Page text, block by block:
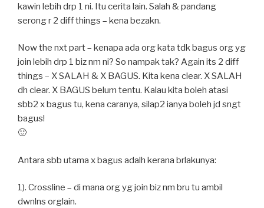
kawin lebih drp 1 ni. Itu cerita lain. Salah & pandang
serong r 2 diff things – kena bezakn.
Now the nxt part – kenapa ada org kata tdk bagus org yg
join lebih drp 1 biz nm ni? So nampak tak? Again its 2 diff
things – X SALAH & X BAGUS. Kita kena clear. X SALAH
dh clear. X BAGUS belum tentu. Kalau kita boleh atasi
sbb2 x bagus tu, kena caranya, silap2 ianya boleh jd sngt
bagus!
🙂
Antara sbb utama x bagus adalh kerana brlakunya:
1). Crossline – di mana org yg join biz nm bru tu ambil
dwnlns orglain.